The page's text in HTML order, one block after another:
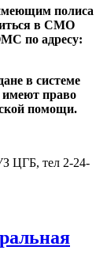
полиса
в СМО
по адресу:
в системе
имеют право
помощи.
ЦГБ, тел 2-24-